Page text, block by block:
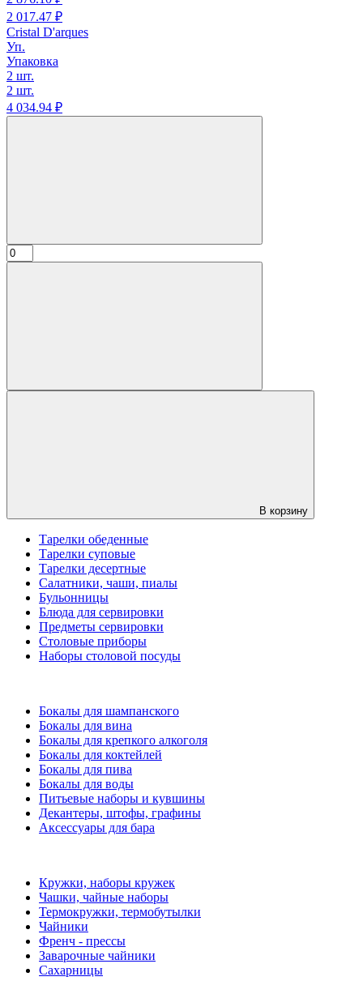
2 017.47 ₽
Cristal D'arques
Уп.
Упаковка
2 шт.
2 шт.
4 034.94 ₽
В корзину
Тарелки обеденные
Тарелки суповые
Тарелки десертные
Салатники, чаши, пиалы
Бульонницы
Блюда для сервировки
Предметы сервировки
Столовые приборы
Наборы столовой посуды
Бокалы для шампанского
Бокалы для вина
Бокалы для крепкого алкоголя
Бокалы для коктейлей
Бокалы для пива
Бокалы для воды
Питьевые наборы и кувшины
Декантеры, штофы, графины
Аксессуары для бара
Кружки, наборы кружек
Чашки, чайные наборы
Термокружки, термобутылки
Чайники
Френч - прессы
Заварочные чайники
Сахарницы